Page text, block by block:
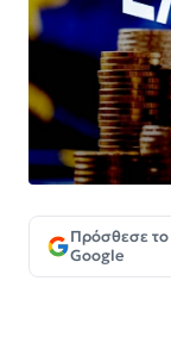
Πρόσθεσε το
Google